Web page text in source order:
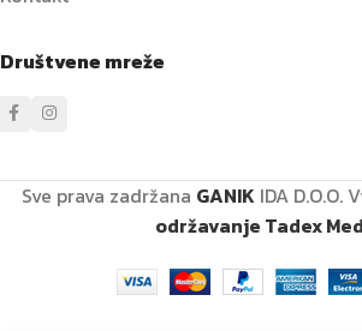
Društvene mreže
Sve prava zadržana GANIK IDA D.O.O.
održavanje Tadex